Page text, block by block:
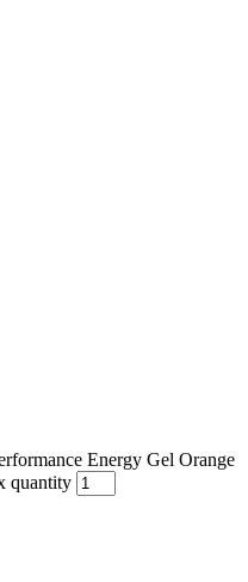
Energy Gel Orange
quantity